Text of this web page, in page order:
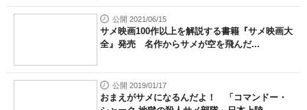
公開 2021/06/15
サメ映画100作以上を解説する書籍『サメ映画大
全』発売 名作からサメが空を飛んだ...
公開 2019/01/17
おまえがサメになるんだよ！ 「コマンドー・